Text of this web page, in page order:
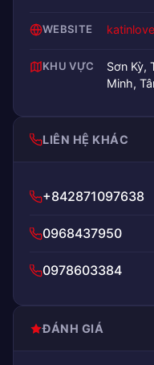
WEBSITE
KHU VỰC
Sơn Kỳ,
Minh,
LIÊN HỆ KHÁC
+842871097638
0968437950
0978603384
ĐÁNH GIÁ